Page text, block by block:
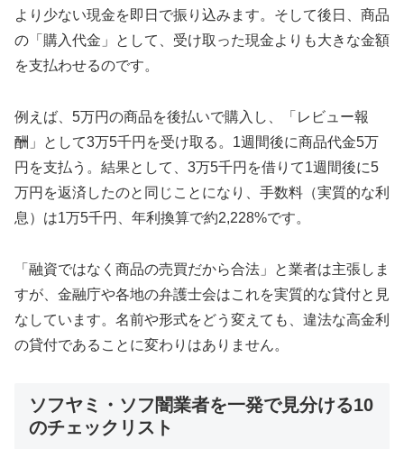
より少ない現金を即日で振り込みます。そして後日、商品
の「購入代金」として、受け取った現金よりも大きな金額
を支払わせるのです。
例えば、5万円の商品を後払いで購入し、「レビュー報
酬」として3万5千円を受け取る。1週間後に商品代金5万
円を支払う。結果として、3万5千円を借りて1週間後に5
万円を返済したのと同じことになり、手数料（実質的な利
息）は1万5千円、年利換算で約2,228%です。
「融資ではなく商品の売買だから合法」と業者は主張しま
すが、金融庁や各地の弁護士会はこれを実質的な貸付と見
なしています。名前や形式をどう変えても、違法な高金利
の貸付であることに変わりはありません。
ソフヤミ・ソフ闇業者を一発で見分ける10
のチェックリスト